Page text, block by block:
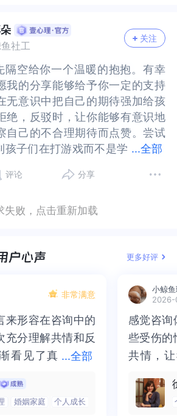
希望对孩子学习有用，就如很多
了孩子好却不知道孩子是不接受
在这个时间里能够做更多自己感
时候您让孩子去学习是不是强人
犯的错误，认为自己的行为永远
实时从父母的角度看是为了孩
也是真的。换一个角度为什么不
孩子的压力，哪怕是一时片刻也
述中写道：“已工作的姐姐说为什
的东西，你怎么不看我的游戏？
，也没再过多坚持。”从您的描述
为过。想要了解孩子有的时候就
孩子的活动中要简单一些。而
必须在他们最放松的时候，而游
放松的方式了。最后，您在描述
不强迫，让孩子自愿真的不容
是高中生了，培养起来有利有
现在是高中生他有自己的判断，
望对孩子学习有用，就如很多父
孩子好却不知道孩子是不接受
在这个时间里能够做更多自己感
时候您让孩子去学习是不是强人
犯的错误，认为自己的行为永远
实时从父母的角度看是为了孩
也是真的。换一个角度为什么不
孩子的压力，哪怕是一时片刻也
述中写道：“已工作的姐姐说为什
的东西，你怎么不看我的游戏？
，也没再过多坚持。”从您的描述
为过。想要了解孩子有的时候就
孩子的活动中要简单一些。而
必须在他们最放松的时候，而游
放松的方式了。最后，您在描述
不强迫，让孩子自愿真的不容
是高中生了，培养起来有利有
现在是高中生他有自己的判断，
社工
关注
...全部
隔空给你一个温暖的抱抱。有幸
我的分享能够给予你一定的支持
无意识中把自己的期待强加给孩
绝，反驳时，让你能够有意识地
自己的不合理期待而点赞。尝试
孩子们在打游戏而不是学
瞬间是否也出现过，那个当下你
有他们自己的生活，有他们自己
状态待着。我们之所以会过度关
不满意投射给了孩子，当我们的
盈的时，我们对孩子的掌控感就
从孩子之外找到了更多滋养自
情。所以，你能做的就是有意识
的兴趣和热爱，让自己生活内容
先要有意识地觉察我们可能对孩
待，然后在那个当下不要急于否
我的分享能够给予你一定的支持
无意识中把自己的期待强加给孩
绝，反驳时，让你能够有意识地
自己的不合理期待而点赞。尝试
孩子们在打游戏而不是学习的那
否也出现过，那个当下你的父母
自己的生活，有他们自己的人
待着。我们之所以会过度关注孩
意投射给了孩子，当我们的生活
时，我们对孩子的掌控感就会减
子之外找到了更多滋养自己，支
以，你能做的就是有意识地给自
和热爱，让自己生活内容足够丰
意识地觉察我们可能对孩子有些
后在那个当下不要急于否定，苛
评论 分享
失败，点击重新加载
更多好评
非常满意
...全部
来形容在咨询中的
充分理解共情和反
看见了真
回了内在的力量。
有多久的路要走，
来形容在咨询中的
充分理解共情和反
看见了真实的那
在的力量。虽然不
的路要走，但我很
婚姻家庭 个人成长
小鲸
感觉咨询
些受伤的
共情，
一部分
而且当
感觉咨询
些受伤的
共情，让
处理的
询师准